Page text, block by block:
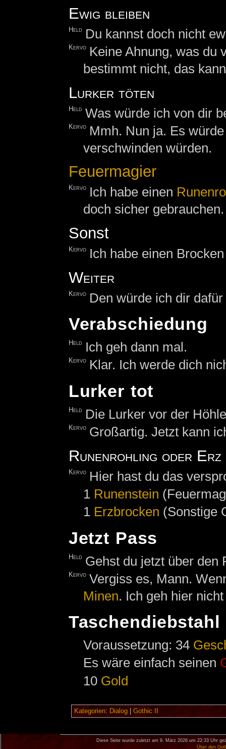
Ewig bleiben
Held Du kannst doch nicht
Kervo Keine Ahnung, was du
bestimmt nicht, das
Lurker töten
Held Was würde ich von dir
Kervo Mmh. Nun ja. Es
verschwinden würden.
Feuermagier
Kervo Ich habe einen
doch sicher gebrauchen.
Sonst
Kervo Ich habe einen
Weiter
Kervo Den würde ich dir
Verabschiedung
Held Ich geh dann mal.
Kervo Klar. Ich werde dich
Lurker tot
Held Die Lurker vor der
Kervo Großartig. Jetzt kann
Runenrohling oder Erz
Kervo Hier hast du das
1 Runenstein
1 Erzbrocken (Sonstige
Jetzt Pass
Held Gehst du jetzt über den
Kervo Vergiss es, Mann.
Minen. Ich geh hier
Taschendiebstahl
Voraussetzung: 34
Es wäre einfach seinen
10 Gold
Kategorien: Dialog| Gothic II
Diese Seite wurde zuletzt am 9. März 2026 um 22:33 Uhr
Über den